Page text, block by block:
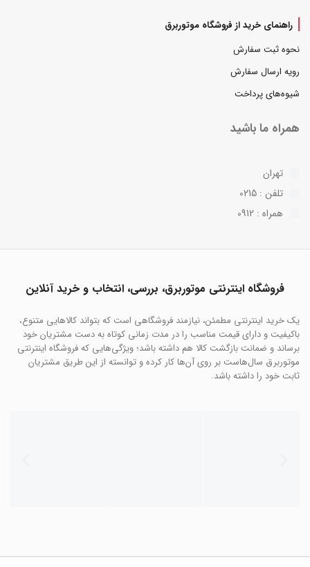
راهنمای خرید از فروشگاه موتوربرق
نحوه ثبت سفارش
رویه ارسال سفارش
شیوه‌های پرداخت
همراه ما باشید
تهران
تلفن : 0215
همراه : 0912
فروشگاه اینترنتی موتوربرق، بررسی، انتخاب و خرید آنلاین
یک خرید اینترنتی مطمئن، نیازمند فروشگاهی است که بتواند کالاهایی متنوع،
باکیفیت و دارای قیمت مناسب را در مدت زمانی کوتاه به دست مشتریان خود
برساند و ضمانت بازگشت کالا هم داشته باشد؛ ویژگی‌هایی که فروشگاه اینترنتی
موتوربرق سال‌هاست بر روی آن‌ها کار کرده و توانسته از این طریق مشتریان
ثابت خود را داشته باشد.